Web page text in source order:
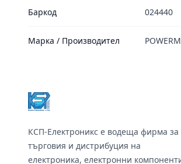
Баркод 024440
Марка / Производител
КСП-Електроникс е водеща фирма за
търговия и дистрибуция на
електроника, електронни